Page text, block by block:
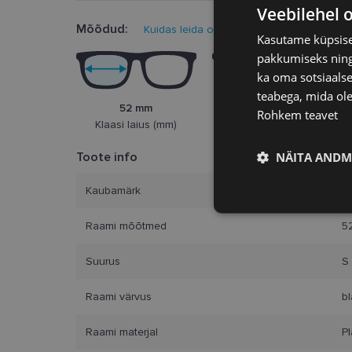
Mõõdud: Kuidas leida oma prillisuurus?
52 mm
Klaasi laius (mm)
17 mm
Toote info
Kaubamärk
Raami mõõtmed
Suurus S
Raami värvus
Raami materjal
Veebilehel
Kasutame
pakkumiseks
ka oma
teabega, mida
Rohkem teavet
NÄITA